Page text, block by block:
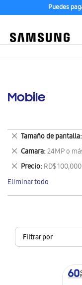
Puedes
Mobile
Filtrar por
Tamaño de pantalla
Eliminar
este
artículo
Camara 24MP o
Eliminar
este
artículo
Precio RD$
Eliminar
este
artículo
Eliminar todo